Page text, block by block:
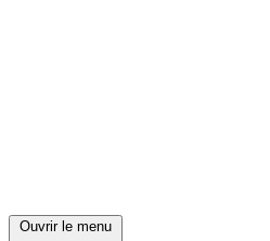
Ouvrir le menu